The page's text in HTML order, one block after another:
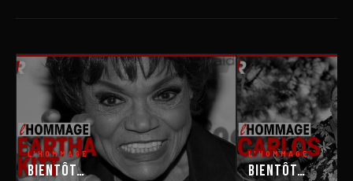
L'HOMMAGE
Bientôt…
L'HOMMAGE
Bientôt…